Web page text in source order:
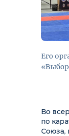
Его
Во
по
Союза,